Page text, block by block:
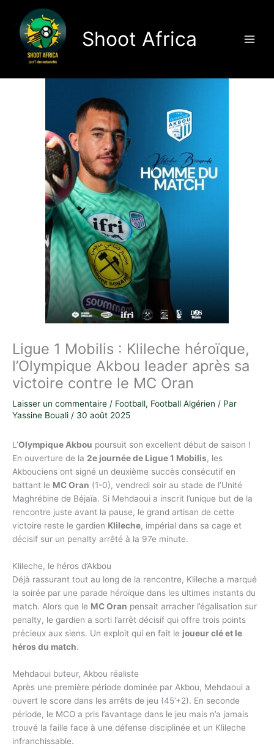
contenu
Shoot Africa
Ligue 1 Mobilis : Klileche héroïque,
l’Olympique Akbou leader après sa
victoire contre le MC Oran
Laisser un commentaire / Football, Football Algérien / Par
Yassine Bouali / 30 août 2025
L’Olympique Akbou poursuit son excellent début de saison !
En ouverture de la 2e journée de Ligue 1 Mobilis, les
Akbouciens ont signé un deuxième succès consécutif en
battant le MC Oran (1-0), vendredi soir au stade de l’Unité
Maghrébine de Béjaïa. Si Mehdaoui a inscrit l’unique but de la
rencontre juste avant la pause, le grand artisan de cette
victoire reste le gardien Klileche, impérial dans sa cage et
décisif sur un penalty arrêté à la 97e minute.
Klileche, le héros d’Akbou
Déjà rassurant tout au long de la rencontre, Klileche a marqué
la soirée par une parade héroïque dans les ultimes instants du
match. Alors que le MC Oran pensait arracher l’égalisation sur
penalty, le gardien a sorti l’arrêt décisif qui offre trois points
précieux aux siens. Un exploit qui en fait le joueur clé et le
héros du match.
Mehdaoui buteur, Akbou réaliste
Après une première période dominée par Akbou, Mehdaoui a
ouvert le score dans les arrêts de jeu (45’+2). En seconde
période, le MCO a pris l’avantage dans le jeu mais n’a jamais
trouvé la faille face à une défense disciplinée et un Klileche
infranchissable.